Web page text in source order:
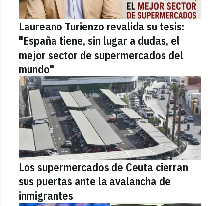
Laureano Turienzo revalida su tesis:
"España tiene, sin lugar a dudas, el
mejor sector de supermercados del
mundo"
Los supermercados de Ceuta cierran
sus puertas ante la avalancha de
inmigrantes